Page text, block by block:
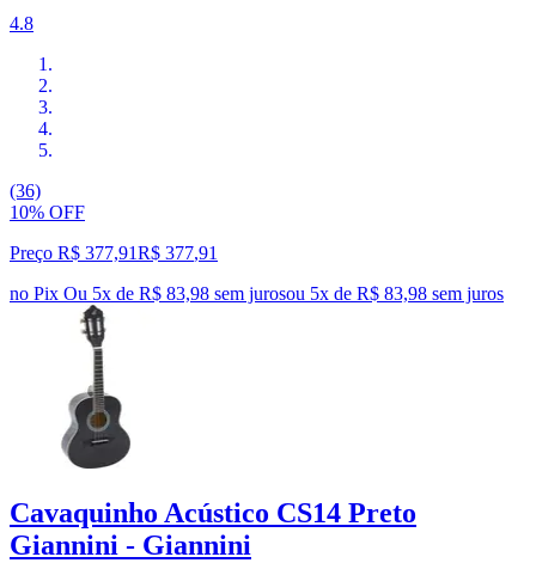
4.8
(36)
10% OFF
Preço R$ 377,91R$ 377,91
no Pix Ou 5x de R$ 83,98 sem jurosou 5x de R$ 83,98 sem juros
Cavaquinho Acústico CS14 Preto
Giannini - Giannini